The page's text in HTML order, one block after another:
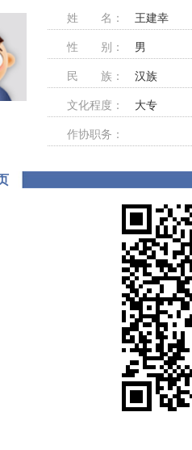
姓 名： 王建幸
性 别： 男
民 族： 汉族
文化程度： 大专
作协职务：